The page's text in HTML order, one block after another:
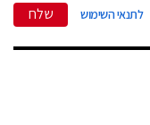
לתנאי השימוש שלח